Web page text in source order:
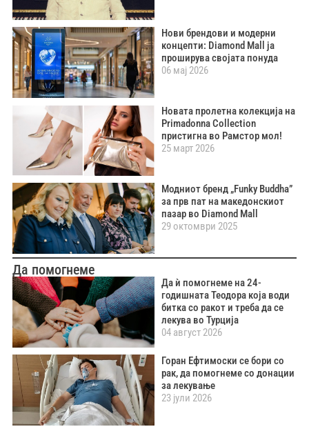
Нови брендови и модерни
концепти: Diamond Mall ја
проширува својата понуда
06 мај 2026
Новата пролетна колекција на
Primadonna Collection
пристигна во Рамстор мол!
25 март 2026
Модниот бренд „Funky Buddha”
за прв пат на македонскиот
пазар во Diamond Mall
29 октомври 2025
Да помогнеме
Да ѝ помогнеме на 24-
годишната Теодора која води
битка со ракот и треба да се
лекува во Турција
04 август 2026
Горан Ефтимоски се бори со
рак, да помогнеме со донации
за лекување
23 јули 2026